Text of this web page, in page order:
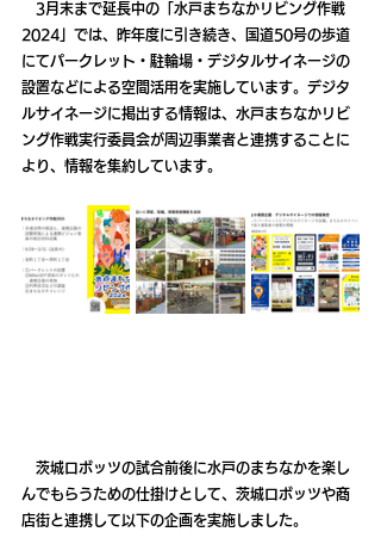
3月末まで延長中の「水戸まちなかリビング作戦
2024」では、昨年度に引き続き、国道50号の歩道
にてパークレット・駐輪場・デジタルサイネージの
設置などによる空間活用を実施しています。デジタ
ルサイネージに掲出する情報は、水戸まちなかリビ
ング作戦実行委員会が周辺事業者と連携することに
より、情報を集約しています。
茨城ロボッツの試合前後に水戸のまちなかを楽し
んでもらうための仕掛けとして、茨城ロボッツや商
店街と連携して以下の企画を実施しました。